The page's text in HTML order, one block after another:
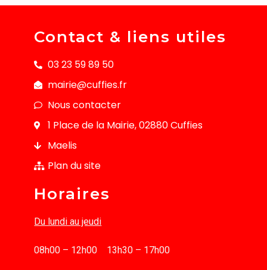
Contact & liens utiles
03 23 59 89 50
mairie@cuffies.fr
Nous contacter
1 Place de la Mairie, 02880 Cuffies
Maelis
Plan du site
Horaires
Du lundi au jeudi
08h00 – 12h00 13h30 – 17h00